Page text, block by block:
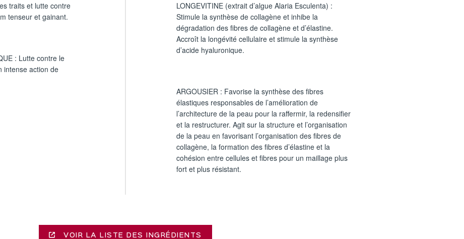
traits et lutte contre
tenseur et gainant.
: Lutte contre le
intense action de
LONGEVITINE (extrait d’algue Alaria Esculenta) :
Stimule la synthèse de collagène et inhibe la
dégradation des fibres de collagène et d’élastine.
Accroît la longévité cellulaire et stimule la synthèse
d’acide hyaluronique.
ARGOUSIER : Favorise la synthèse des fibres
élastiques responsables de l’amélioration de
l’architecture de la peau pour la raffermir, la redensifier
et la restructurer. Agit sur la structure et l’organisation
de la peau en favorisant l’organisation des fibres de
collagène, la formation des fibres d’élastine et la
cohésion entre cellules et fibres pour un maillage plus
fort et plus résistant.
VOIR LA LISTE DES INGRÉDIENTS